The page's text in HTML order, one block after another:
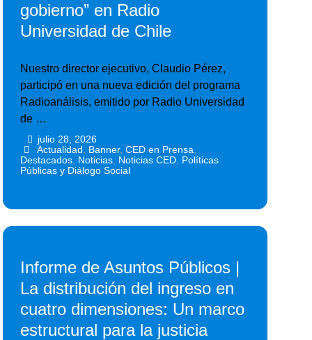
gobierno” en Radio
Universidad de Chile
Nuestro director ejecutivo, Claudio Pérez,
participó en una nueva edición del programa
Radioanálisis, emitido por Radio Universidad
de …
julio 28, 2026
Actualidad Banner, CED en Prensa
Destacados Noticias Noticias CED Políticas
Públicas y Diálogo Social
Informe de Asuntos Públicos |
La distribución del ingreso en
cuatro dimensiones: Un marco
estructural para la justicia